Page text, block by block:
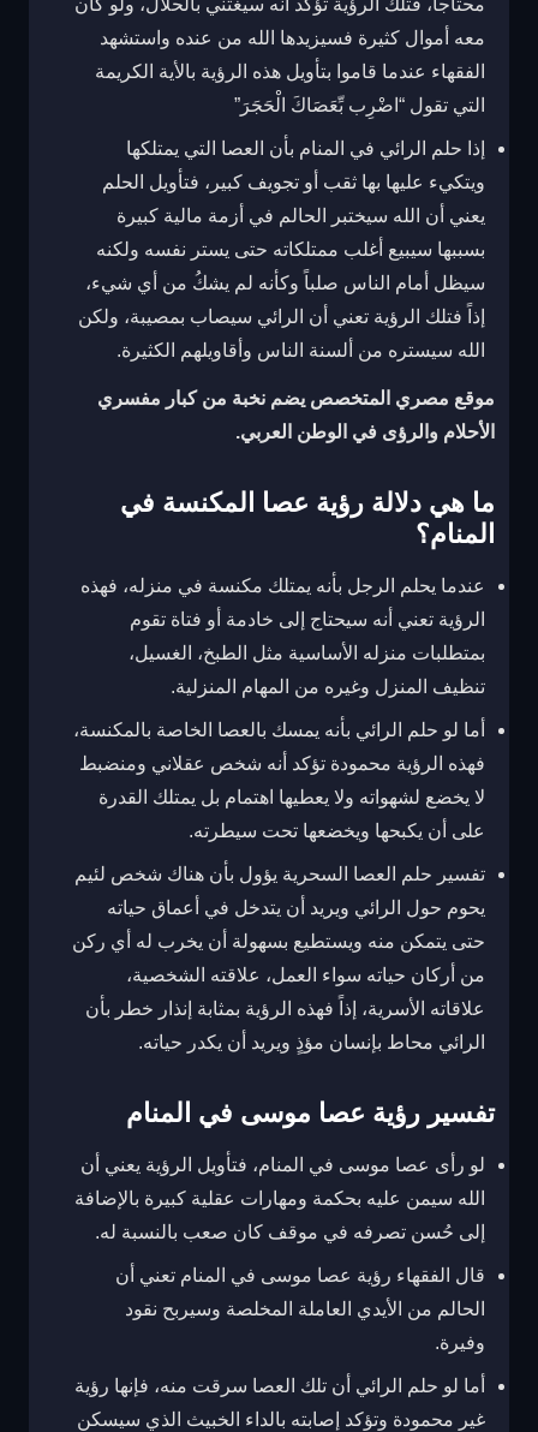
محتاجاً، فتلك الرؤية تؤكد أنه سيغتني بالحلال، ولو كان
معه أموال كثيرة فسيزيدها الله من عنده واستشهد
الفقهاء عندما قاموا بتأويل هذه الرؤية بالأية الكريمة
التي تقول “اضْرِب بِّعَصَاكَ الْحَجَرَ”
إذا حلم الرائي في المنام بأن العصا التي يمتلكها
ويتكيء عليها بها ثقب أو تجويف كبير، فتأويل الحلم
يعني أن الله سيختبر الحالم في أزمة مالية كبيرة
بسببها سيبيع أغلب ممتلكاته حتى يستر نفسه ولكنه
سيظل أمام الناس صلباً وكأنه لم يشكُ من أي شيء،
إذاً فتلك الرؤية تعني أن الرائي سيصاب بمصيبة، ولكن
الله سيستره من ألسنة الناس وأقاويلهم الكثيرة.
موقع مصري المتخصص يضم نخبة من كبار مفسري
الأحلام والرؤى في الوطن العربي.
ما هي دلالة رؤية عصا المكنسة في
المنام؟
عندما يحلم الرجل بأنه يمتلك مكنسة في منزله، فهذه
الرؤية تعني أنه سيحتاج إلى خادمة أو فتاة تقوم
بمتطلبات منزله الأساسية مثل الطبخ، الغسيل،
تنظيف المنزل وغيره من المهام المنزلية.
أما لو حلم الرائي بأنه يمسك بالعصا الخاصة بالمكنسة،
فهذه الرؤية محمودة تؤكد أنه شخص عقلاني ومنضبط
لا يخضع لشهواته ولا يعطيها اهتمام بل يمتلك القدرة
على أن يكبحها ويخضعها تحت سيطرته.
تفسير حلم العصا السحرية يؤول بأن هناك شخص لئيم
يحوم حول الرائي ويريد أن يتدخل في أعماق حياته
حتى يتمكن منه ويستطيع بسهولة أن يخرب له أي ركن
من أركان حياته سواء العمل، علاقته الشخصية،
علاقاته الأسرية، إذاً فهذه الرؤية بمثابة إنذار خطر بأن
الرائي محاط بإنسان مؤذٍ ويريد أن يكدر حياته.
تفسير رؤية عصا موسى في المنام
لو رأى عصا موسى في المنام، فتأويل الرؤية يعني أن
الله سيمن عليه بحكمة ومهارات عقلية كبيرة بالإضافة
إلى حُسن تصرفه في موقف كان صعب بالنسبة له.
قال الفقهاء رؤية عصا موسى في المنام تعني أن
الحالم من الأيدي العاملة المخلصة وسيربح نقود
وفيرة.
أما لو حلم الرائي أن تلك العصا سرقت منه، فإنها رؤية
غير محمودة وتؤكد إصابته بالداء الخبيث الذي سيسكن